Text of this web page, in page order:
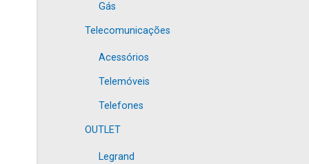
Gás
Telecomunicações
Acessórios
Telemóveis
Telefones
OUTLET
Legrand